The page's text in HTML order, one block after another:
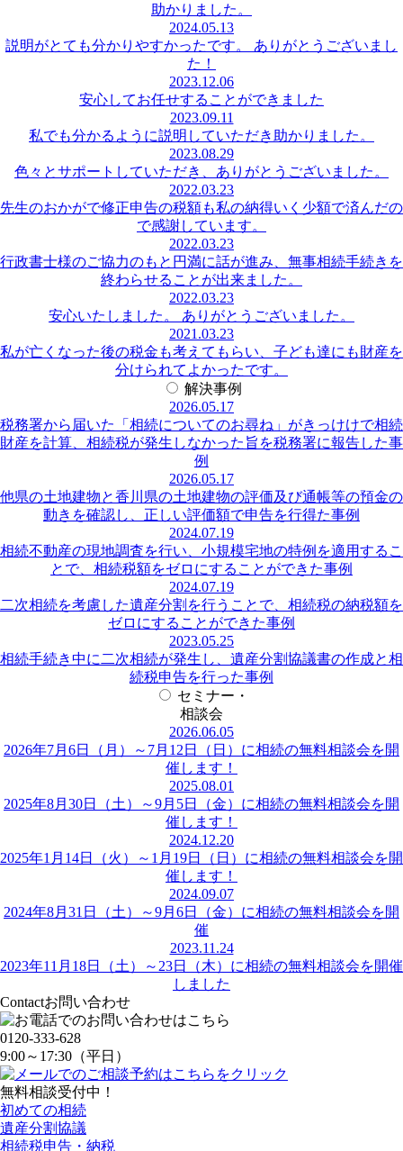
助かりました。
2024.05.13
説明がとても分かりやすかったです。 ありがとうございまし
た！
2023.12.06
安心してお任せすることができました
2023.09.11
私でも分かるように説明していただき助かりました。
2023.08.29
色々とサポートしていただき、ありがとうございました。
2022.03.23
先生のおかがで修正申告の税額も私の納得いく少額で済んだの
で感謝しています。
2022.03.23
行政書士様のご協力のもと円満に話が進み、無事相続手続きを
終わらせることが出来ました。
2022.03.23
安心いたしました。 ありがとうございました。
2021.03.23
私が亡くなった後の税金も考えてもらい、子ども達にも財産を
分けられてよかったです。
解決事例
2026.05.17
税務署から届いた「相続についてのお尋ね」がきっけけで相続
財産を計算、相続税が発生しなかった旨を税務署に報告した事
例
2026.05.17
他県の土地建物と香川県の土地建物の評価及び通帳等の預金の
動きを確認し、正しい評価額で申告を行得た事例
2024.07.19
相続不動産の現地調査を行い、小規模宅地の特例を適用するこ
とで、相続税額をゼロにすることができた事例
2024.07.19
二次相続を考慮した遺産分割を行うことで、相続税の納税額を
ゼロにすることができた事例
2023.05.25
相続手続き中に二次相続が発生し、遺産分割協議書の作成と相
続税申告を行った事例
セミナー・
相談会
2026.06.05
2026年7月6日（月）～7月12日（日）に相続の無料相談会を開
催します！
2025.08.01
2025年8月30日（土）～9月5日（金）に相続の無料相談会を開
催します！
2024.12.20
2025年1月14日（火）～1月19日（日）に相続の無料相談会を開
催します！
2024.09.07
2024年8月31日（土）～9月6日（金）に相続の無料相談会を開
催
2023.11.24
2023年11月18日（土）～23日（木）に相続の無料相談会を開催
しました
Contactお問い合わせ
0120-333-628
9:00～17:30（平日）
無料相談受付中！
初めての相続
遺産分割協議
相続税申告・納税